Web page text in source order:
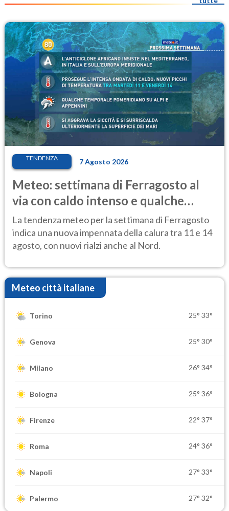
TENDENZA 7 Agosto 2026
Meteo: settimana di Ferragosto al
via con caldo intenso e qualche
temporale
La tendenza meteo per la settimana di Ferragosto
indica una nuova impennata della calura tra 11 e 14
agosto, con nuovi rialzi anche al Nord.
Meteo città italiane
Torino 25° 33°
Genova 25° 30°
Milano 26° 34°
Bologna 25° 36°
Firenze 22° 37°
Roma 24° 36°
Napoli 27° 33°
Palermo 27° 32°